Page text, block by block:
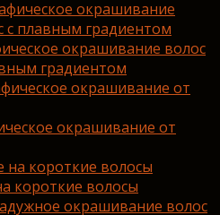
окрашивание волос
градиентом
окрашивание от
короткие волосы